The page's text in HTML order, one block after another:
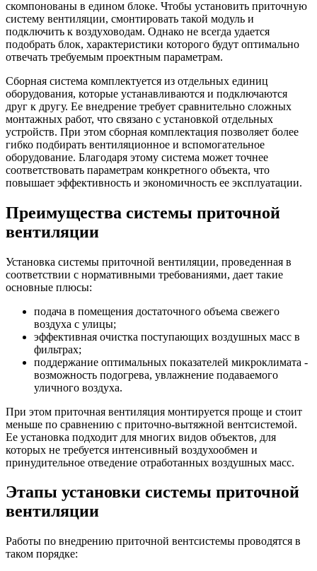
скомпонованы в едином блоке. Чтобы установить приточную
систему вентиляции, смонтировать такой модуль и
подключить к воздуховодам. Однако не всегда удается
подобрать блок, характеристики которого будут оптимально
отвечать требуемым проектным параметрам.
Сборная система комплектуется из отдельных единиц
оборудования, которые устанавливаются и подключаются
друг к другу. Ее внедрение требует сравнительно сложных
монтажных работ, что связано с установкой отдельных
устройств. При этом сборная комплектация позволяет более
гибко подбирать вентиляционное и вспомогательное
оборудование. Благодаря этому система может точнее
соответствовать параметрам конкретного объекта, что
повышает эффективность и экономичность ее эксплуатации.
Преимущества системы приточной
вентиляции
Установка системы приточной вентиляции, проведенная в
соответствии с нормативными требованиями, дает такие
основные плюсы:
подача в помещения достаточного объема свежего
воздуха с улицы;
эффективная очистка поступающих воздушных масс в
фильтрах;
поддержание оптимальных показателей микроклимата -
возможность подогрева, увлажнение подаваемого
уличного воздуха.
При этом приточная вентиляция монтируется проще и стоит
меньше по сравнению с приточно-вытяжной вентсистемой.
Ее установка подходит для многих видов объектов, для
которых не требуется интенсивный воздухообмен и
принудительное отведение отработанных воздушных масс.
Этапы установки системы приточной
вентиляции
Работы по внедрению приточной вентсистемы проводятся в
таком порядке: